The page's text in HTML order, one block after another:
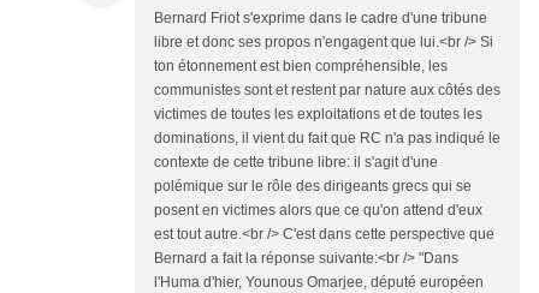
Bernard Friot s'exprime dans le cadre d'une tribune
libre et donc ses propos n'engagent que lui.<br /> Si
ton étonnement est bien compréhensible, les
communistes sont et restent par nature aux côtés des
victimes de toutes les exploitations et de toutes les
dominations, il vient du fait que RC n'a pas indiqué le
contexte de cette tribune libre: il s'agit d'une
polémique sur le rôle des dirigeants grecs qui se
posent en victimes alors que ce qu'on attend d'eux
est tout autre.<br /> C'est dans cette perspective que
Bernard a fait la réponse suivante:<br /> "Dans
l'Huma d'hier, Younous Omarjee, député européen